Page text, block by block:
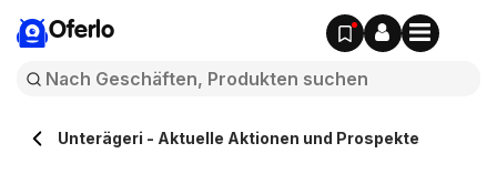
Oferlo
Unterägeri - Aktuelle Aktionen und Prospekte